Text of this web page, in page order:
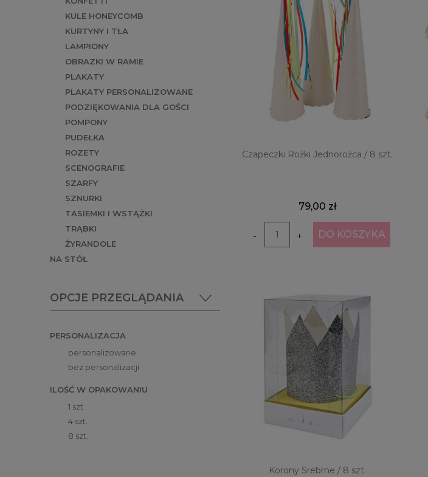
KULE HONEYCOMB
KURTYNY I TŁA
LAMPIONY
OBRAZKI W RAMIE
PLAKATY
PLAKATY PERSONALIZOWANE
PODZIĘKOWANIA DLA GOŚCI
POMPONY
PUDEŁKA
ROZETY
SCENOGRAFIE
SZARFY
SZNURKI
TASIEMKI I WSTĄŻKI
TRĄBKI
ŻYRANDOLE
NA STÓŁ
OPCJE PRZEGLĄDANIA
PERSONALIZACJA
personalizowane
bez personalizacji
ILOŚĆ W OPAKOWANIU
1 szt.
4 szt.
8 szt.
Czapeczki Rożki Jednorożca / 8 szt.
79,00 zł
- + DO KOSZYKA
Korony Srebrne / 8 szt.